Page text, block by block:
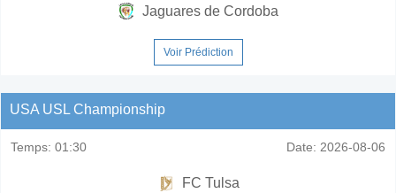
Jaguares de Cordoba
Voir Prédiction
USA USL Championship
Temps: 01:30 Date: 2026-08-06
FC Tulsa